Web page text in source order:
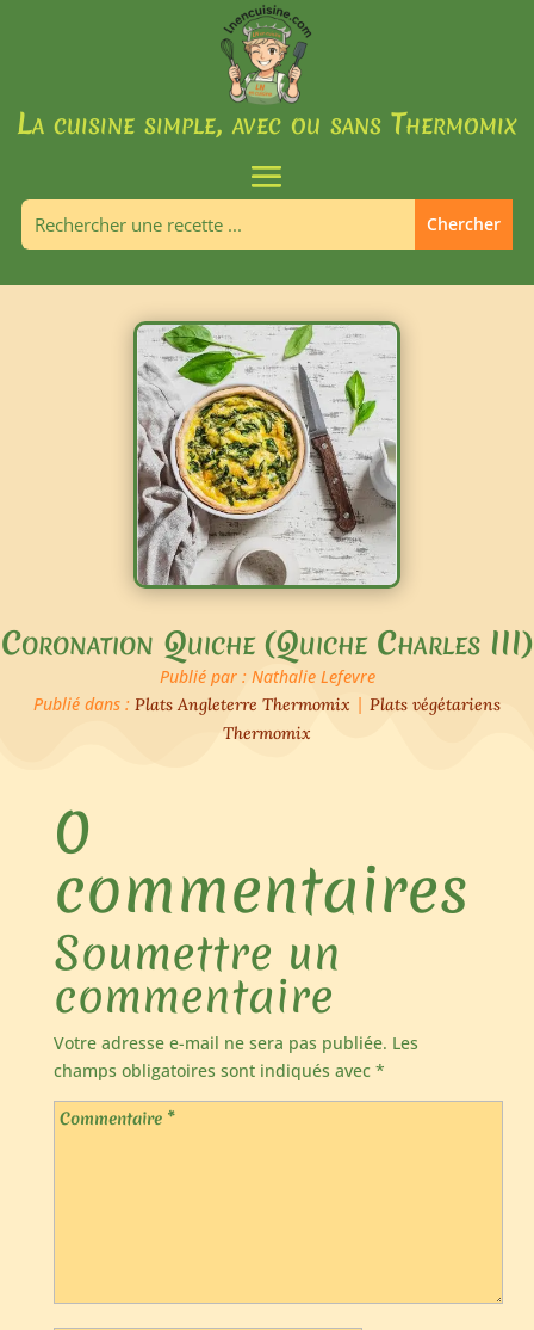
La cuisine simple, avec ou sans Thermomix
Coronation Quiche (Quiche Charles III)
Publié par : Nathalie Lefevre
Publié dans : Plats Angleterre Thermomix | Plats végétariens
Thermomix
0
commentaires
Soumettre un
commentaire
Votre adresse e-mail ne sera pas publiée. Les
champs obligatoires sont indiqués avec *